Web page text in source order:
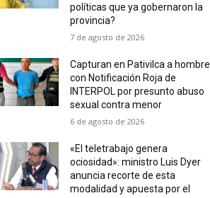
políticas que ya gobernaron la
provincia?
7 de agosto de 2026
Capturan en Pativilca a hombre
con Notificación Roja de
INTERPOL por presunto abuso
sexual contra menor
6 de agosto de 2026
«El teletrabajo genera
ociosidad»: ministro Luis Dyer
anuncia recorte de esta
modalidad y apuesta por el